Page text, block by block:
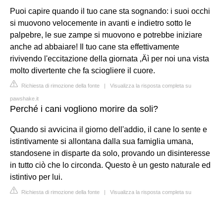
Puoi capire quando il tuo cane sta sognando: i suoi occhi
si muovono velocemente in avanti e indietro sotto le
palpebre, le sue zampe si muovono e potrebbe iniziare
anche ad abbaiare! Il tuo cane sta effettivamente
rivivendo l'eccitazione della giornata ‚Äì per noi una vista
molto divertente che fa sciogliere il cuore.
Richiesta di rimozione della fonte | Visualizza la risposta completa su
pawshake.it
Perché i cani vogliono morire da soli?
Quando si avvicina il giorno dell'addio, il cane lo sente e
istintivamente si allontana dalla sua famiglia umana,
standosene in disparte da solo, provando un disinteresse
in tutto ciò che lo circonda. Questo è un gesto naturale ed
istintivo per lui.
Richiesta di rimozione della fonte | Visualizza la risposta completa su